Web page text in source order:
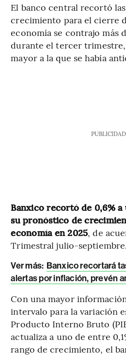
El banco central recortó
crecimiento para el cierre
economía se contrajo más
durante el tercer trimestre,
mayor a la que se había
PUBLICIDAD
Banxico recortó de 0,6% a
su pronóstico de
economía en 2025, de
Trimestral julio-
Ver más: Banxico recortará
alertas por inflación, prevén
Con una mayor
intervalo para la variación
Producto Interno Bruto
actualiza a uno de entre
rango de crecimiento, el